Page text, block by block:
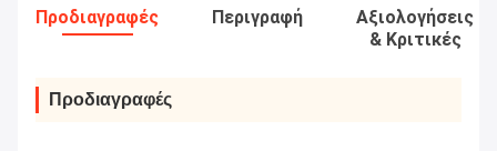
Προδιαγραφές Περιγραφή
Αξιολογήσεις
& Κριτικές
Προδιαγραφές